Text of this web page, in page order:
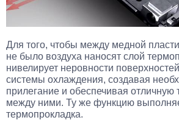
Для того, чтобы между медной
не было воздуха наносят слой
нивелирует неровности
системы охлаждения, создавая
прилегание и обеспечивая отличную
между ними. Ту же функцию
термопрокладка.